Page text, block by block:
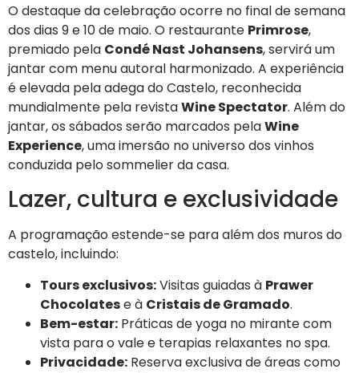
O destaque da celebração ocorre no final de semana
dos dias 9 e 10 de maio. O restaurante Primrose,
premiado pela Condé Nast Johansens, servirá um
jantar com menu autoral harmonizado. A experiência
é elevada pela adega do Castelo, reconhecida
mundialmente pela revistaWine Spectator. Além do
jantar, os sábados serão marcados pelaWine
Experience, uma imersão no universo dos vinhos
conduzida pelo sommelier da casa.
Lazer, cultura e exclusividade
A programação estende-se para além dos muros do
castelo, incluindo:
Tours exclusivos:Visitas guiadas à Prawer
Chocolatese à Cristais de Gramado.
Bem-estar: Práticas de yoga no mirante com
vista para o vale e terapias relaxantes no spa.
Privacidade: Reserva exclusiva de áreas como